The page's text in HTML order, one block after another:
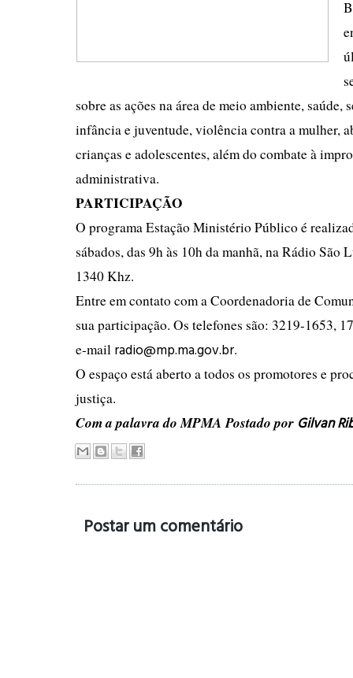
sobre as ações na área de meio ambiente, saúde,
infância e juventude, violência contra a mulher,
crianças e adolescentes, além do combate à
administrativa.
PARTICIPAÇÃO
O programa Estação Ministério Público é
sábados, das 9h às 10h da manhã, na Rádio
1340 Khz.
Entre em contato com a Coordenadoria de
sua participação. Os telefones são: 3219-1653,
e-mail radio@mp.ma.gov.br.
O espaço está aberto a todos os promotores e
justiça.
Com a palavra do MPMAPostado por Gilvan
Postar um comentário